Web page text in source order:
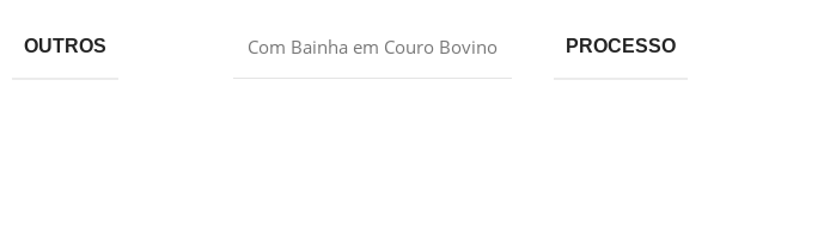
OUTROS Com Bainha em Couro Bovino PROCESSO